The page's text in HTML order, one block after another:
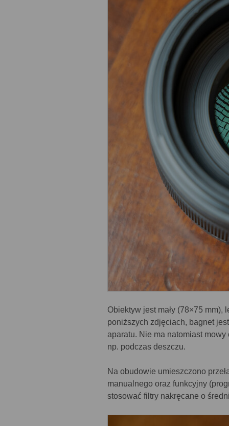
Obiektyw jest mały (78×75 mm),
poniższych zdjęciach, bagnet
aparatu. Nie ma natomiast
np. podczas deszczu.
Na obudowie umieszczono
manualnego oraz funkcyjny
stosować filtry nakręcane o